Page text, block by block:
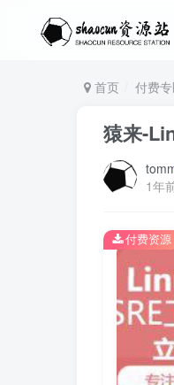
首页 付费
猿来-
1年
付费资源